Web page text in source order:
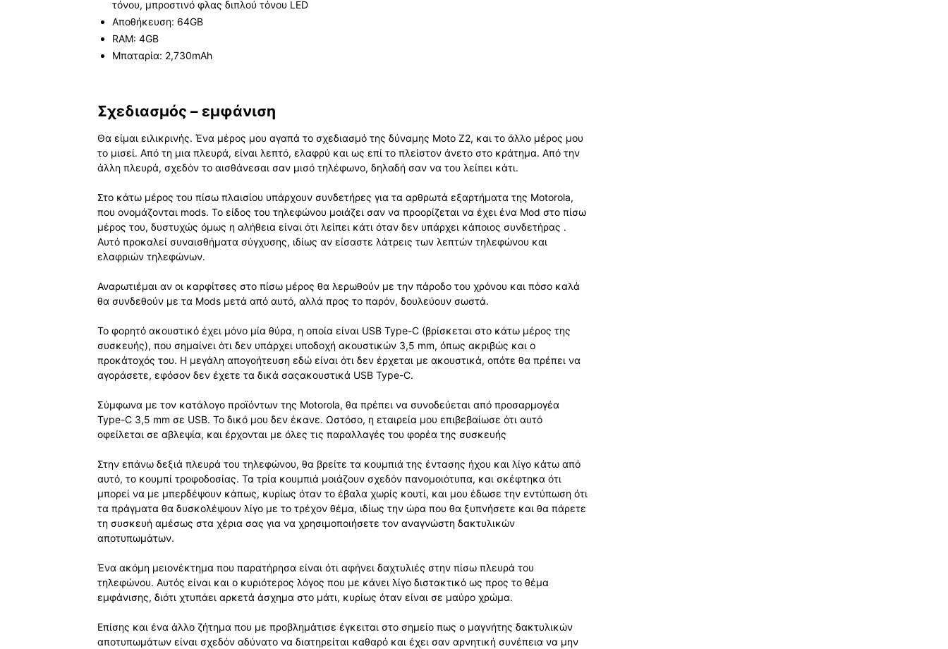
τόνου, μπροστινό φλας διπλού τόνου LED
Αποθήκευση: 64GB
RAM: 4GB
Μπαταρία: 2,730mAh
Σχεδιασμός – εμφάνιση
Θα είμαι ειλικρινής. Ένα μέρος μου αγαπά το σχεδιασμό της δύναμης Moto Z2, και το άλλο μέρος μου
το μισεί. Από τη μια πλευρά, είναι λεπτό, ελαφρύ και ως επί το πλείστον άνετο στο κράτημα. Από την
άλλη πλευρά, σχεδόν το αισθάνεσαι σαν μισό τηλέφωνο, δηλαδή σαν να του λείπει κάτι.
Στο κάτω μέρος του πίσω πλαισίου υπάρχουν συνδετήρες για τα αρθρωτά εξαρτήματα της Motorola,
που ονομάζονται mods. Το είδος του τηλεφώνου μοιάζει σαν να προορίζεται να έχει ένα Mod στο πίσω
μέρος του, δυστυχώς όμως η αλήθεια είναι ότι λείπει κάτι όταν δεν υπάρχει κάποιος συνδετήρας .
Αυτό προκαλεί συναισθήματα σύγχυσης, ιδίως αν είσαστε λάτρεις των λεπτών τηλεφώνου και
ελαφριών τηλεφώνων.
Αναρωτιέμαι αν οι καρφίτσες στο πίσω μέρος θα λερωθούν με την πάροδο του χρόνου και πόσο καλά
θα συνδεθούν με τα Mods μετά από αυτό, αλλά προς το παρόν, δουλεύουν σωστά.
Το φορητό ακουστικό έχει μόνο μία θύρα, η οποία είναι USB Type-C (βρίσκεται στο κάτω μέρος της
συσκευής), που σημαίνει ότι δεν υπάρχει υποδοχή ακουστικών 3,5 mm, όπως ακριβώς και ο
προκάτοχός του. Η μεγάλη απογοήτευση εδώ είναι ότι δεν έρχεται με ακουστικά, οπότε θα πρέπει να
αγοράσετε, εφόσον δεν έχετε τα δικά σαςακουστικά USB Type-C.
Σύμφωνα με τον κατάλογο προϊόντων της Motorola, θα πρέπει να συνοδεύεται από προσαρμογέα
Type-C 3,5 mm σε USB. Το δικό μου δεν έκανε. Ωστόσο, η εταιρεία μου επιβεβαίωσε ότι αυτό
οφείλεται σε αβλεψία, και έρχονται με όλες τις παραλλαγές του φορέα της συσκευής
Στην επάνω δεξιά πλευρά του τηλεφώνου, θα βρείτε τα κουμπιά της έντασης ήχου και λίγο κάτω από
αυτό, το κουμπί τροφοδοσίας. Τα τρία κουμπιά μοιάζουν σχεδόν πανομοιότυπα, και σκέφτηκα ότι
μπορεί να με μπερδέψουν κάπως, κυρίως όταν το έβαλα χωρίς κουτί, και μου έδωσε την εντύπωση ότι
τα πράγματα θα δυσκολέψουν λίγο με το τρέχον θέμα, ιδίως την ώρα που θα ξυπνήσετε και θα πάρετε
τη συσκευή αμέσως στα χέρια σας για να χρησιμοποιήσετε τον αναγνώστη δακτυλικών
αποτυπωμάτων.
Ένα ακόμη μειονέκτημα που παρατήρησα είναι ότι αφήνει δαχτυλιές στην πίσω πλευρά του
τηλεφώνου. Αυτός είναι και ο κυριότερος λόγος που με κάνει λίγο διστακτικό ως προς το θέμα
εμφάνισης, διότι χτυπάει αρκετά άσχημα στο μάτι, κυρίως όταν είναι σε μαύρο χρώμα.
Επίσης και ένα άλλο ζήτημα που με προβλημάτισε έγκειται στο σημείο πως ο μαγνήτης δακτυλικών
αποτυπωμάτων είναι σχεδόν αδύνατο να διατηρείται καθαρό και έχει σαν αρνητική συνέπεια να μην